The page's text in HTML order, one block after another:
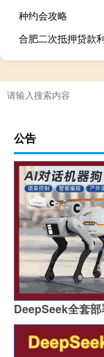
种约会攻略
公告
DeepSeek全套